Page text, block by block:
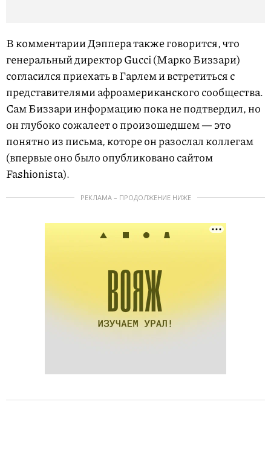
В комментарии Дэппера также говорится, что
генеральный директор Gucci (Марко Биззари)
согласился приехать в Гарлем и встретиться с
представителями афроамериканского сообщества.
Сам Биззари информацию пока не подтвердил, но
он глубоко сожалеет о произошедшем — это
понятно из письма, которе он разослал коллегам
(впервые оно было опубликовано сайтом
Fashionista).
РЕКЛАМА – ПРОДОЛЖЕНИЕ НИЖЕ